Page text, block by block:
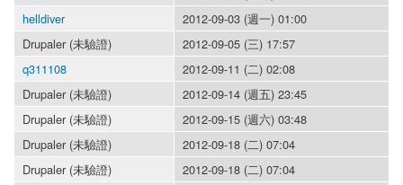
helldiver
2012-09-03 (週一) 01:00
Drupaler (未驗證)
2012-09-05 (三) 17:57
q311108
2012-09-11 (二) 02:08
Drupaler (未驗證)
2012-09-14 (週五) 23:45
Drupaler (未驗證)
2012-09-15 (週六) 03:48
Drupaler (未驗證)
2012-09-18 (二) 07:04
Drupaler (未驗證)
2012-09-18 (二) 07:04